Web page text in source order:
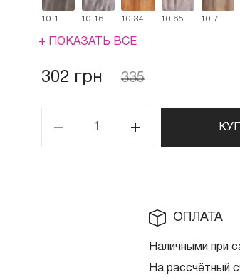
10-1 10-16 10-34 10-65 10-7
+ ПОКАЗАТЬ ВСЕ
302 грн 335
ОПЛАТА
Наличными при
На рассчётный